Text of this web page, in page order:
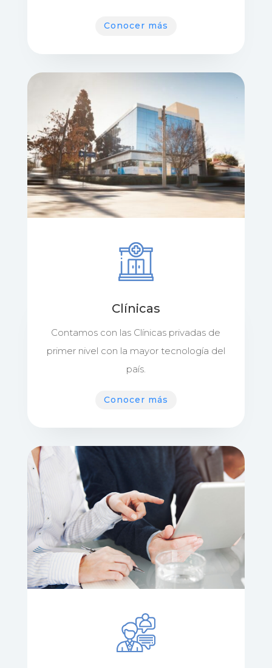
Conocer más
Clínicas
Contamos con las Clínicas privadas de
primer nivel con la mayor tecnología del
país.
Conocer más